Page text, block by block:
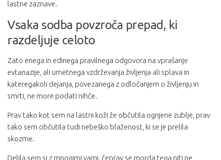
lastne zaznave.
Vsaka sodba povzroča prepad, ki
razdeljuje celoto
Zato enega in edinega pravilnega odgovora na vprašanje
evtanazije, ali umetnega vzdrževanja življenja ali splava in
kateregakoli dejanja, povezanega z odločanjem o življenju in
smrti, ne more podati nihče.
Prav tako kot sem na lastni koži že občutila ognjene zublje, prav
tako sem občutila tudi nebeško blaženost, ki se je prelila
skozme.
Delila sem si z mnogimi vami, čeprav se morda tega niti ne